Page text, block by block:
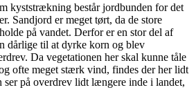
kyststrækning består jordbunden for det
Sandjord er meget tørt, da de store
på vandet. Derfor er en stor del af
dårlige til at dyrke korn og blev
Da vegetationen her skal kunne tåle
ofte meget stærk vind, findes der her lidt
ser på overdrev lidt længere inde i landet,